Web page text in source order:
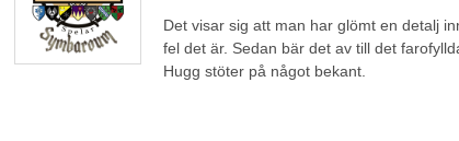
Det visar sig att man har glömt en detalj
fel det är. Sedan bär det av till det
Hugg stöter på något bekant.